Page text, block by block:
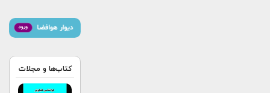
کتاب‌ها و مجلات